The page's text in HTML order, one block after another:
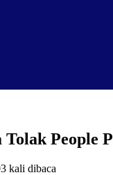
People
kali dibaca